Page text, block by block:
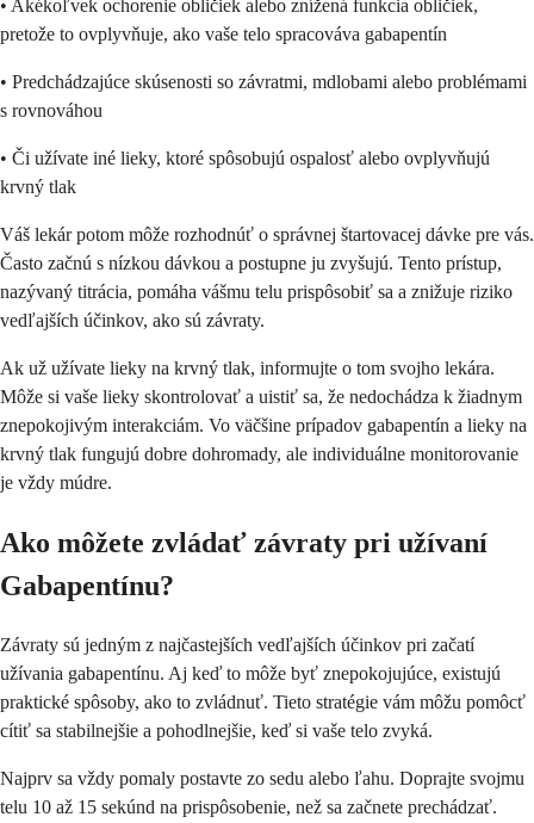
• Akékoľvek ochorenie obličiek alebo znížená funkcia obličiek,
pretože to ovplyvňuje, ako vaše telo spracováva gabapentín
• Predchádzajúce skúsenosti so závratmi, mdlobami alebo problémami
s rovnováhou
• Či užívate iné lieky, ktoré spôsobujú ospalosť alebo ovplyvňujú
krvný tlak
Váš lekár potom môže rozhodnúť o správnej štartovacej dávke pre vás.
Často začnú s nízkou dávkou a postupne ju zvyšujú. Tento prístup,
nazývaný titrácia, pomáha vášmu telu prispôsobiť sa a znižuje riziko
vedľajších účinkov, ako sú závraty.
Ak už užívate lieky na krvný tlak, informujte o tom svojho lekára.
Môže si vaše lieky skontrolovať a uistiť sa, že nedochádza k žiadnym
znepokojivým interakciám. Vo väčšine prípadov gabapentín a lieky na
krvný tlak fungujú dobre dohromady, ale individuálne monitorovanie
je vždy múdre.
Ako môžete zvládať závraty pri užívaní
Gabapentínu?
Závraty sú jedným z najčastejších vedľajších účinkov pri začatí
užívania gabapentínu. Aj keď to môže byť znepokojujúce, existujú
praktické spôsoby, ako to zvládnuť. Tieto stratégie vám môžu pomôcť
cítiť sa stabilnejšie a pohodlnejšie, keď si vaše telo zvyká.
Najprv sa vždy pomaly postavte zo sedu alebo ľahu. Doprajte svojmu
telu 10 až 15 sekúnd na prispôsobenie, než sa začnete prechádzať.